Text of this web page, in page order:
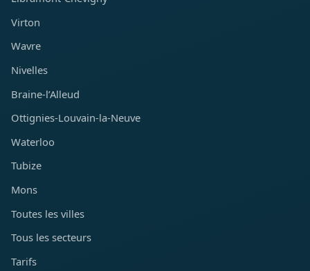
Virton
Wavre
Nivelles
Braine-l’Alleud
Ottignies-Louvain-la-Neuve
Waterloo
Tubize
Mons
Toutes les villes
Tous les secteurs
Tarifs